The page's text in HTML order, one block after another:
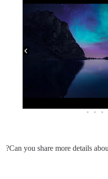
Can you share more details